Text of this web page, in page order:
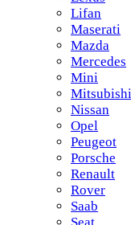
Lifan
Maserati
Mazda
Mercedes
Mini
Mitsubishi
Nissan
Opel
Peugeot
Porsche
Renault
Rover
Saab
Seat